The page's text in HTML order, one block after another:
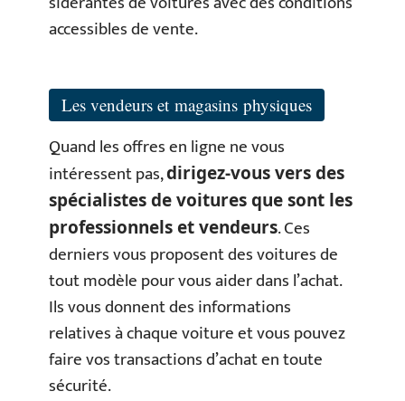
accessibles de vente.
Les vendeurs et magasins physiques
Quand les offres en ligne ne vous
intéressent pas,dirigez-vous vers des
spécialistes de voitures que sont les
professionnels et vendeurs. Ces
derniers vous proposent des voitures de
tout modèle pour vous aider dans l’achat.
Ils vous donnent des informations
relatives à chaque voiture et vous pouvez
faire vos transactions d’achat en toute
sécurité.